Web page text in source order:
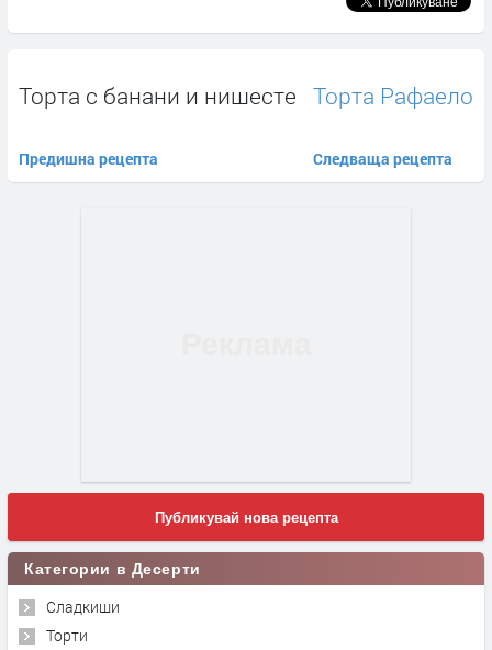
Торта с банани и нишесте
Предишна рецепта
Торта Рафаело
Следваща рецепта
Публикувай нова рецепта
Категории в Десерти
Сладкиши
Торти